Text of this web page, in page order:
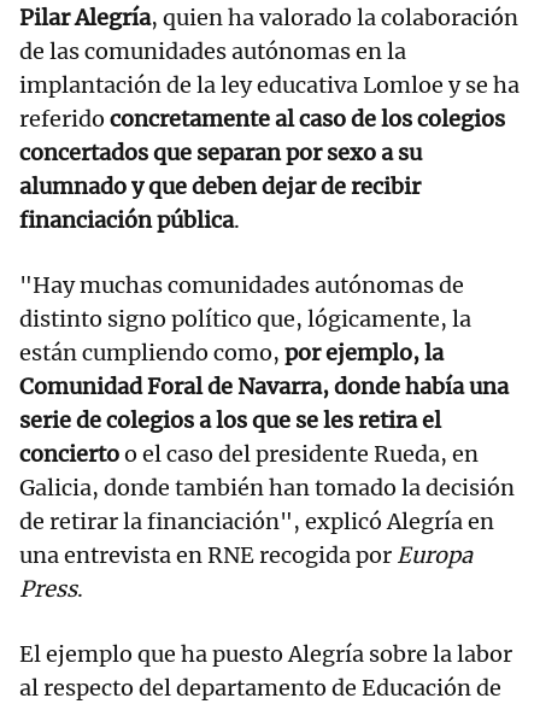
Pilar Alegría, quien ha valorado la colaboración
de las comunidades autónomas en la
implantación de la ley educativa Lomloe y se ha
referido concretamente al caso de los colegios
concertados que separan por sexo a su
alumnado y que deben dejar de recibir
financiación pública.
"Hay muchas comunidades autónomas de
distinto signo político que, lógicamente, la
están cumpliendo como, por ejemplo, la
Comunidad Foral de Navarra, donde había una
serie de colegios a los que se les retira el
conciertoo el caso del presidente Rueda, en
Galicia, donde también han tomado la decisión
de retirar la financiación", explicó Alegría en
una entrevista en RNE recogida por Europa
Press.
El ejemplo que ha puesto Alegría sobre la labor
al respecto del departamento de Educación de